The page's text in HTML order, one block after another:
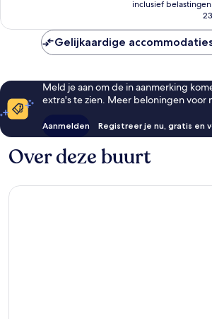
inclusief
Gelijkaardige
Meld je aan om de in aanmerking
extra's te zien. Meer beloningen voor
Aanmelden Registreer je nu, gratis en
Over deze buurt